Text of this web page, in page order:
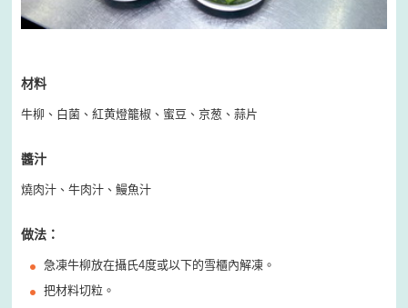
材料
牛柳、白菌、紅黄燈籠椒、蜜豆、京葱、蒜片
醬汁
燒肉汁、牛肉汁、鰻魚汁
做法：
急凍牛柳放在攝氏4度或以下的雪櫃內解凍。
把材料切粒。